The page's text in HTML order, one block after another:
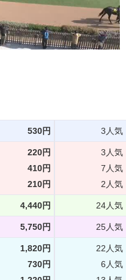
530円 3人気
220円
3人気
410円
7人気
210円 2人気
4,440円 24人気
5,750円 25人気
1,820円
22人気
730円
6人気